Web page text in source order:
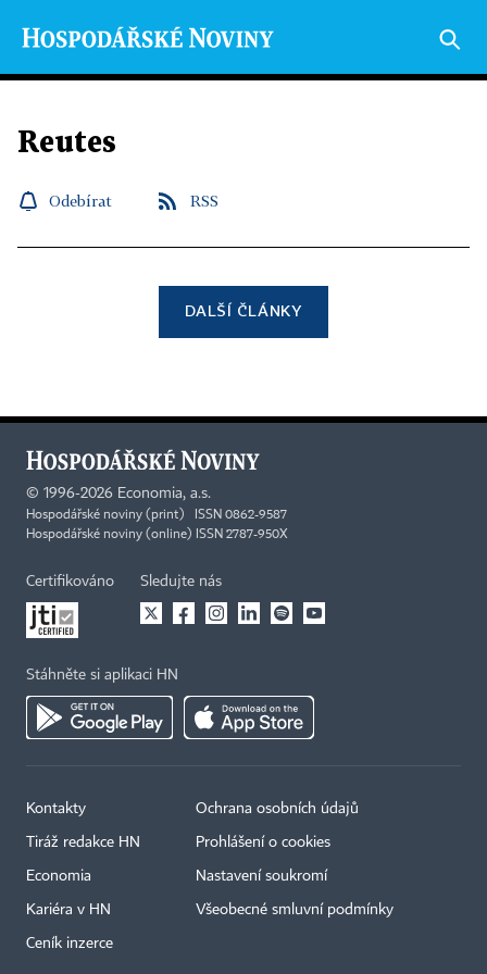
Reutes
Odebírat RSS
DALŠÍ ČLÁNKY
© 1996-2026 Economia, a.s.
Hospodářské noviny (print) ISSN 0862-9587
Hospodářské noviny (online) ISSN 2787-950X
Certifikováno Sledujte nás
Stáhněte si aplikaci HN
Kontakty
Tiráž redakce HN
Economia
Kariéra v HN
Ceník inzerce
Ochrana osobních údajů
Prohlášení o cookies
Nastavení soukromí
Všeobecné smluvní podmínky